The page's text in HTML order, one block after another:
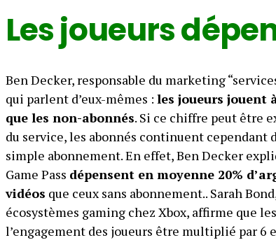
Les joueurs
Ben Decker, responsable du marketing
qui parlent d’eux-mêmes : les joueurs jouent
que les non-abonnés. Si ce chiffre peut être
du service, les abonnés continuent cependant
simple abonnement. En effet, Ben Decker
Game Pass dépensent en moyenne 20%
vidéos que ceux sans abonnement.. Sarah
écosystèmes gaming chez Xbox, affirme que
l’engagement des joueurs être multiplié par 6